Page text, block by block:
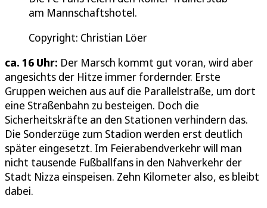
am Mannschaftshotel.
Copyright: Christian Löer
ca. 16 Uhr: Der Marsch kommt gut voran, wird aber
angesichts der Hitze immer fordernder. Erste
Gruppen weichen aus auf die Parallelstraße, um dort
eine Straßenbahn zu besteigen. Doch die
Sicherheitskräfte an den Stationen verhindern das.
Die Sonderzüge zum Stadion werden erst deutlich
später eingesetzt. Im Feierabendverkehr will man
nicht tausende Fußballfans in den Nahverkehr der
Stadt Nizza einspeisen. Zehn Kilometer also, es bleibt
dabei.